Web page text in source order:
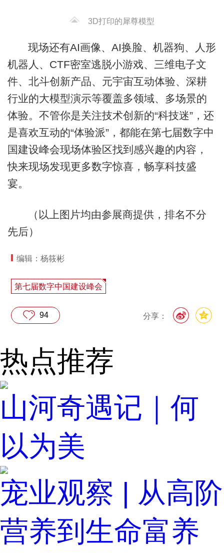
3D打印的犀尊模型
现场还有AI画像、AI换脸、机器狗、人形
机器人、CTF密室逃脱小游戏、三维电子文
件、北斗创新产品、元宇宙互动体验、深耕
行业的大模型演示等覆盖多领域、多场景的
体验。不管你是关注技术创新的“科技迷”，还
是喜欢互动的“体验派”，都能在第七届数字中
国建设峰会现场体验区找到感兴趣的内容，
快来现场发现更多数字惊喜，畅享科技盛
宴。
（以上图片均由参展商提供，排名不分
先后）
编辑：杨筱彬
第七届数字中国建设峰会
分享：
94
热点推荐
山河奇遇记｜何
以为美
宠业观察 | 从高阶
营养到生命富养